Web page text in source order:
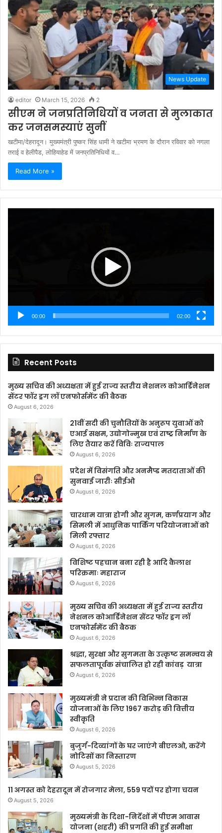
News Update
editor March 15, 2026 2
सीएम ने जनप्रतिनिधियों व जनता से मुलाकात
कर जनसमस्याएं सुनीं
खटीमा/देहरादून। मुख्यमंत्री पुष्कर सिंह धामी ने खटीमा भ्रमण के दौरान रविवार को नगला
तराई व हेलीपैड, लोहियाहेड में जनप्रतिनिधियों व…
Read More »
00:00 02:00
Recent Posts
मुख्य सचिव की अध्यक्षता में हुई राज्य स्तरीय नेशनल कोआर्डिनेशन
सेंटर फॉर ड्रग लॉ एनफोर्समेंट की बैठक
August 6, 2026
21वीं सदी की चुनौतियों के अनुरूप युवाओं को
एआई सक्षम, उद्योगोन्मुख एवं राष्ट्र निर्माण के
लिए तैयार करें विविः राज्यपाल
August 6, 2026
प्रदेश में विसंगति और अनमैप्ड मतदाताओं की
सुनवाई जारीः सीईओ
August 6, 2026
चारधाम यात्रा होगी और सुगम, कर्णप्रयाग और
सिमली में आधुनिक पार्किंग परियोजनाओं को
मिली रफ्तार
August 6, 2026
विशिष्ट पहचान बना रही है आदि कैलाश
परिक्रमाः महाराज
August 6, 2026
मुख्य सचिव की अध्यक्षता में हुई राज्य स्तरीय
नेशनल कोआर्डिनेशन सेंटर फॉर ड्रग लॉ
एनफोर्समेंट की बैठक
August 6, 2026
श्रद्धा, सुरक्षा और सुगमता के उत्कृष्ट समन्वय से
सफलतापूर्वक संचालित हो रही कांवड़ यात्रा
August 6, 2026
मुख्यमंत्री ने प्रदान की विभिन्न विकास
योजनाओं के लिए 1967 करोड़ की वित्तीय
स्वीकृति
August 6, 2026
बुजुर्ग-दिव्यांगों के घर जाएंगे बीएलओ, करेंगे
नोटिसों का निस्तारण
August 5, 2026
11 अगस्त को देहरादून में रोजगार मेला, 559 पदों पर होगा चयन
August 5, 2026
मुख्यमंत्री के दिशा-निर्देशों में पीएम आवास
योजना (शहरी) की प्रगति की हुई समीक्षा